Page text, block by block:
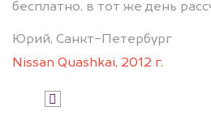
бесплатно, в тот же день
Юрий, Санкт-Петербург
Nissan Quashkai, 2012 г.